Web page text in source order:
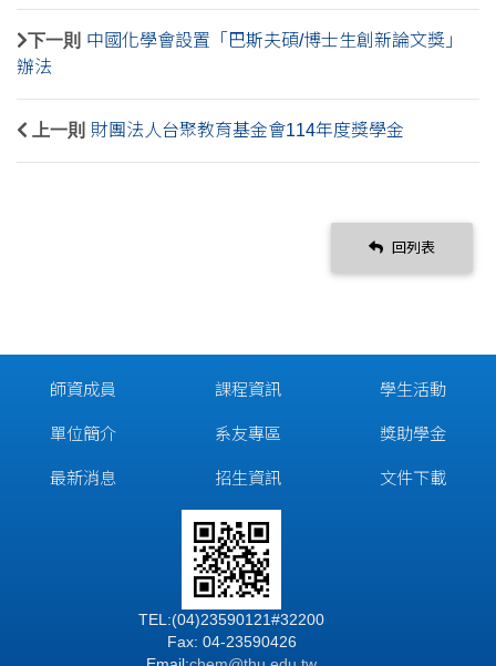
下一則 中國化學會設置「巴斯夫碩/博士生創新論文獎」
辦法
上一則 財團法人台聚教育基金會114年度獎學金
回列表
師資成員
單位簡介
最新消息
課程資訊
系友專區
招生資訊
學生活動
獎助學金
文件下載
TEL:(04)23590121#32200
Fax: 04-23590426